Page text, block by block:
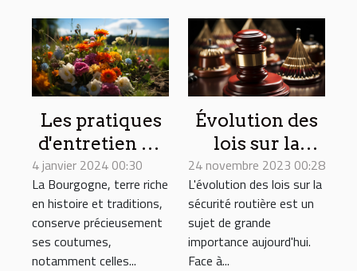
Les pratiques
d'entretien de
sépulture et
les traditions
régionales en
Bourgogne
4 janvier 2024 00:30
La Bourgogne, terre riche
en histoire et traditions,
conserve précieusement
ses coutumes,
notamment celles...
Évolution des
lois sur la
sécurité
routière pour
minimiser les
accidents de la
24 novembre 2023 00:28
L'évolution des lois sur la
sécurité routière est un
sujet de grande
importance aujourd'hui.
Face à...